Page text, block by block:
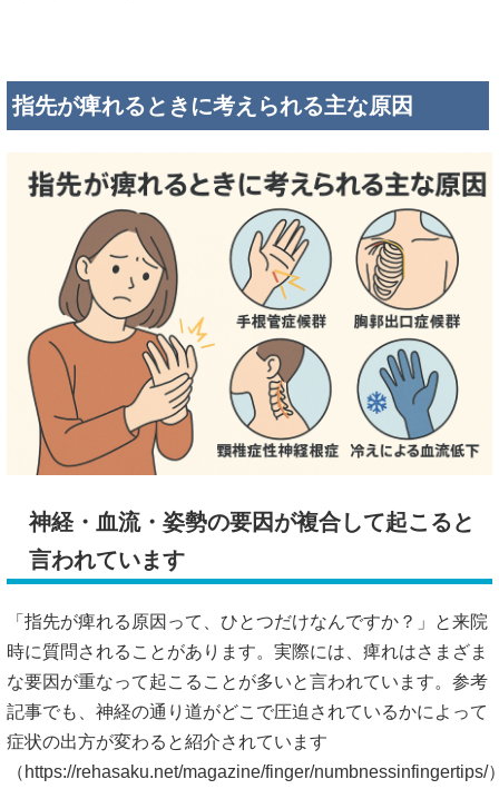
指先が痺れるときに考えられる主な原因
神経・血流・姿勢の要因が複合して起こると
言われています
「指先が痺れる原因って、ひとつだけなんですか？」と来院
時に質問されることがあります。実際には、痺れはさまざま
な要因が重なって起こることが多いと言われています。参考
記事でも、神経の通り道がどこで圧迫されているかによって
症状の出方が変わると紹介されています
（ https://rehasaku.net/magazine/finger/numbnessinfingertips/